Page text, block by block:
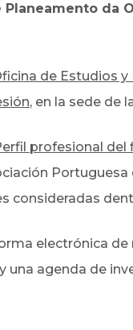
Planeamento da
de Estudios y
, en la sede de
profesional del
consideradas
electrónica
una agenda de